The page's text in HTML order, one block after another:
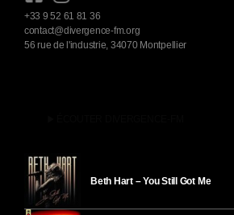
+33 9 52 61 81 36
contact@divergence-fm.org
56 rue de l'industrie, 34070 Montpellier
Beth Hart – You Still Got Me